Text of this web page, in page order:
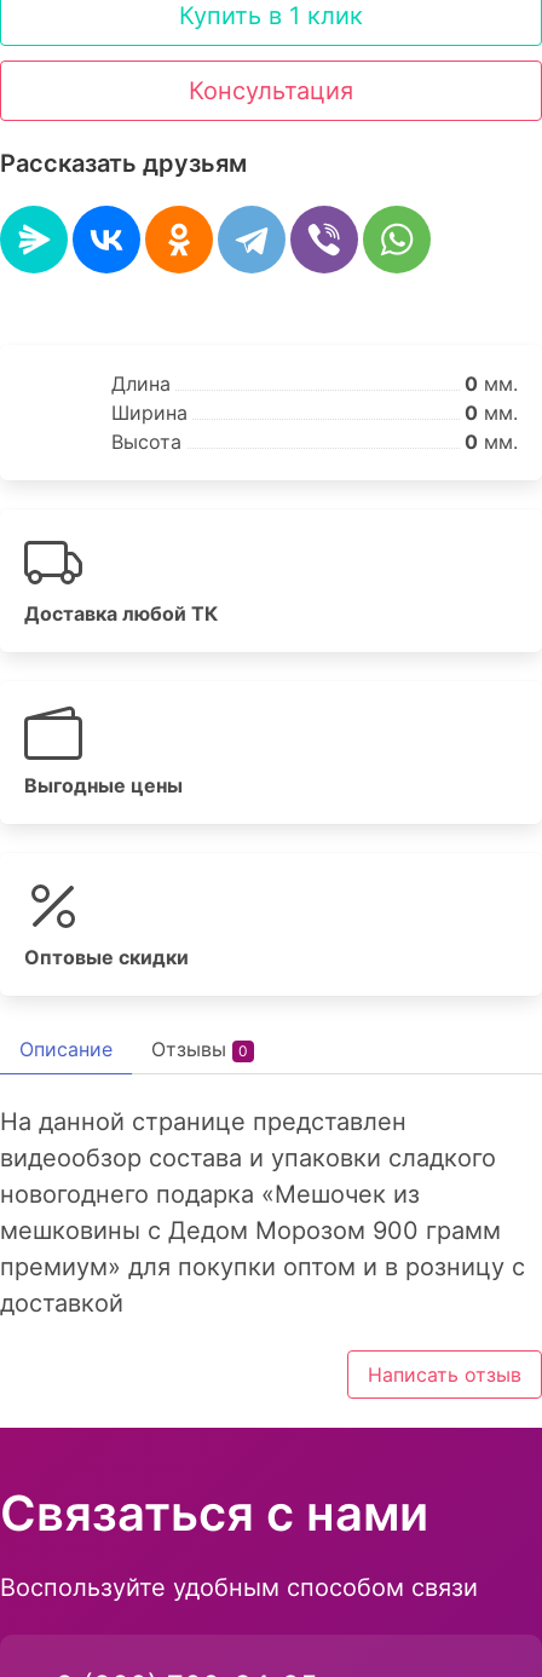
Купить в 1 клик
Консультация
Рассказать друзьям
Длина 0 мм.
Ширина
0 мм.
Высота
0 мм.
Доставка любой ТК
Выгодные цены
Оптовые скидки
Описание Отзывы 0
На данной странице представлен
видеообзор состава и упаковки сладкого
новогоднего подарка «Мешочек из
мешковины с Дедом Морозом 900 грамм
премиум» для покупки оптом и в розницу с
доставкой
Написать отзыв
Связаться с нами
Воспользуйте удобным способом связи